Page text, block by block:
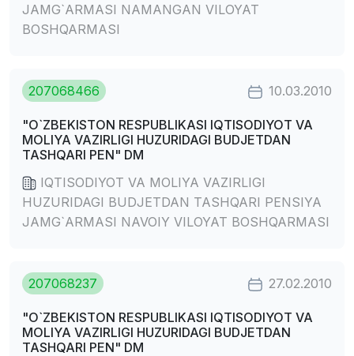
JAMG`ARMASI NAMANGAN VILOYAT
BOSHQARMASI
207068466 10.03.2010
"O`ZBEKISTON RESPUBLIKASI IQTISODIYOT VA
MOLIYA VAZIRLIGI HUZURIDAGI BUDJETDAN
TASHQARI PEN" DM
IQTISODIYOT VA MOLIYA VAZIRLIGI
HUZURIDAGI BUDJETDAN TASHQARI PENSIYA
JAMG`ARMASI NAVOIY VILOYAT BOSHQARMASI
207068237 27.02.2010
"O`ZBEKISTON RESPUBLIKASI IQTISODIYOT VA
MOLIYA VAZIRLIGI HUZURIDAGI BUDJETDAN
TASHQARI PEN" DM